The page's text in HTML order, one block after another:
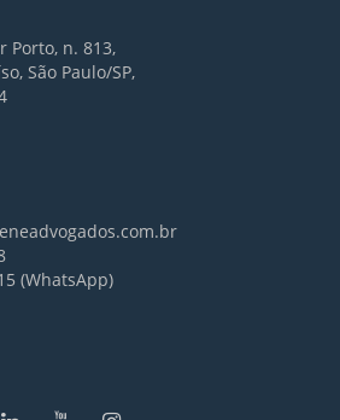
Porto, n. 813,
São Paulo/SP,
(WhatsApp)